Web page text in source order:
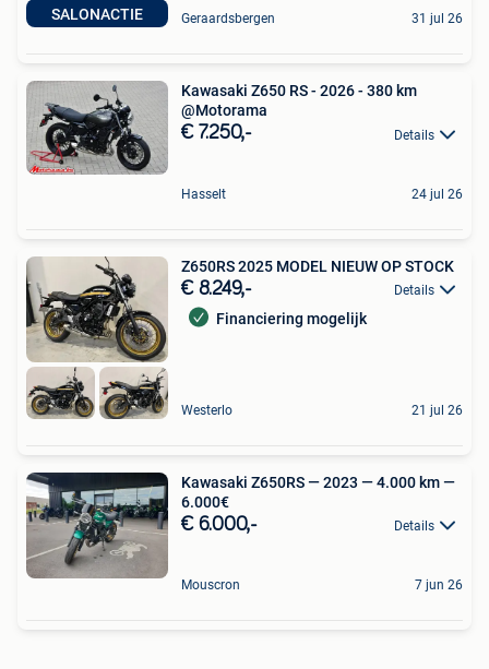
SALONACTIE Geraardsbergen 31 jul 26
Kawasaki Z650 RS - 2026 - 380 km
@Motorama
€ 7.250,- Details
Hasselt 24 jul 26
Z650RS 2025 MODEL NIEUW OP STOCK
€ 8.249,- Details
Financiering mogelijk
Westerlo 21 jul 26
Kawasaki Z650RS — 2023 — 4.000 km —
6.000€
€ 6.000,- Details
Mouscron 7 jun 26